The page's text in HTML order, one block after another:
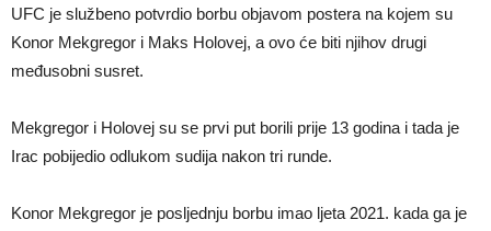
UFC je službeno potvrdio borbu objavom postera na kojem su
Konor Mekgregor i Maks Holovej, a ovo će biti njihov drugi
međusobni susret.
Mekgregor i Holovej su se prvi put borili prije 13 godina i tada je
Irac pobijedio odlukom sudija nakon tri runde.
Konor Mekgregor je posljednju borbu imao ljeta 2021. kada ga je